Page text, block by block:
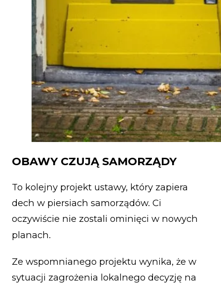
OBAWY CZUJĄ SAMORZĄDY
To kolejny projekt ustawy, który zapiera
dech w piersiach samorządów. Ci
oczywiście nie zostali ominięci w nowych
planach.
Ze wspomnianego projektu wynika, że w
sytuacji zagrożenia lokalnego decyzję na